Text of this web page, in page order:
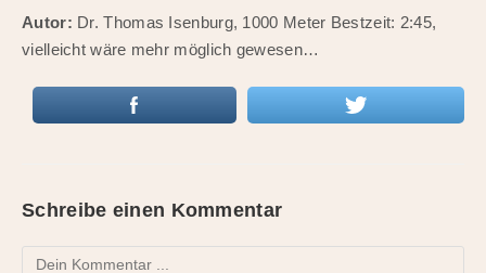
Autor: Dr. Thomas Isenburg, 1000 Meter Bestzeit: 2:45,
vielleicht wäre mehr möglich gewesen…
Schreibe einen Kommentar
Kommentieren